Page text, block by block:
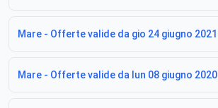
Mare - Offerte valide da gio 24 giugno 2021
Mare - Offerte valide da lun 08 giugno 2020